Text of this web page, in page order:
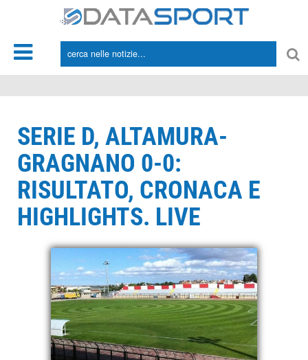
SERIE D, ALTAMURA-
GRAGNANO 0-0:
RISULTATO, CRONACA E
HIGHLIGHTS. LIVE